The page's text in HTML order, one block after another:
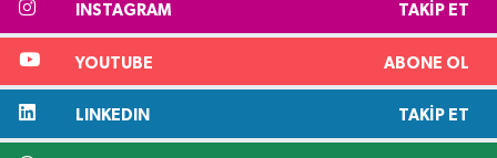
INSTAGRAM TAKIP ET
YOUTUBE ABONE OL
LINKEDIN TAKIP ET